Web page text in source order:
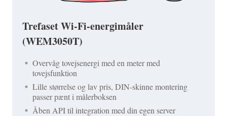
Trefaset Wi-Fi-energimåler
(WEM3050T)
Overvåg tovejsenergi med en meter med
tovejsfunktion
Lille størrelse og lav pris, DIN-skinne montering
passer pænt i målerboksen
Åben API til integration med din egen server